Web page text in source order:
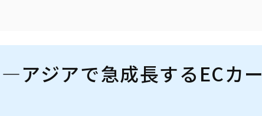
アジアで急成長するECカー